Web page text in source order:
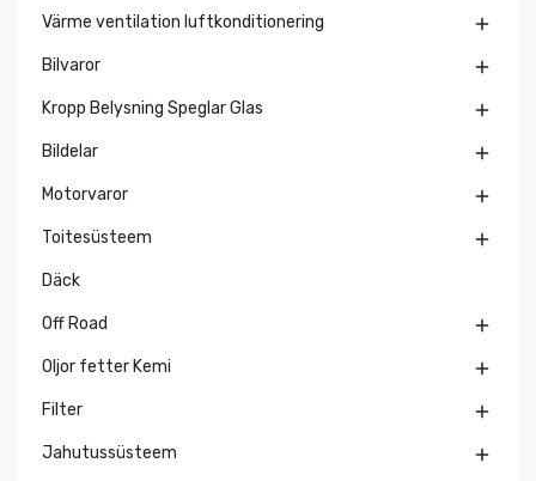
Värme ventilation luftkonditionering 
Bilvaror 
Kropp Belysning Speglar Glas 
Bildelar 
Motorvaror 
Toitesüsteem 
Däck
Off Road 
Oljor fetter Kemi 
Filter 
Jahutussüsteem 